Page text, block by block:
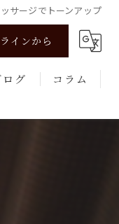
サージでトーンアップ
インから
ログ コラム